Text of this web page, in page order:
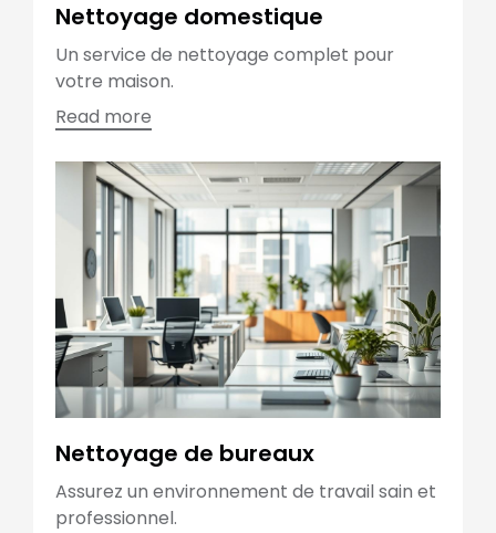
Nettoyage domestique
Un service de nettoyage complet pour
votre maison.
Read more
Nettoyage de bureaux
Assurez un environnement de travail sain et
professionnel.